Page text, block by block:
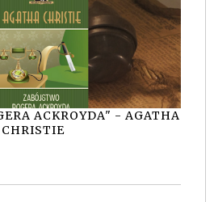
ACKROYDA" - AGATHA
CHRISTIE